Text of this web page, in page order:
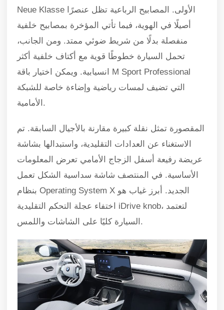
Neue Klasse الأولى. المصابيح الرباعية تظل عنصرًا
أصيلًا في الهوية، فيما تأتي المؤخرة بمصابيح خلفية
منفصلة بدلًا من شريط ضوئي ممتد. ومن الجانب،
تحمل السيارة خطوطًا قوية مع أكتاف خلفية أكثر
انسيابية. ويمكن اختيار باقة M Sport Professional
التي تضيف لمسات رياضية وإضاءة خاصة للشبكة
الأمامية.
المقصورة تمثل نقلة كبيرة مقارنة بالأجيال السابقة. تم
الاستغناء عن العدادات التقليدية، واستبدالها بشاشة
عريضة رفيعة أسفل الزجاج الأمامي تعرض المعلومات
الأساسية. في المنتصف شاشة سداسية الشكل تعمل
بنظام Operating System X الجديد. أبرز غياب هو
اختفاء عجلة التحكم التقليدية iDrive knob، لتعتمد
السيارة كليًا على الشاشات واللمس.